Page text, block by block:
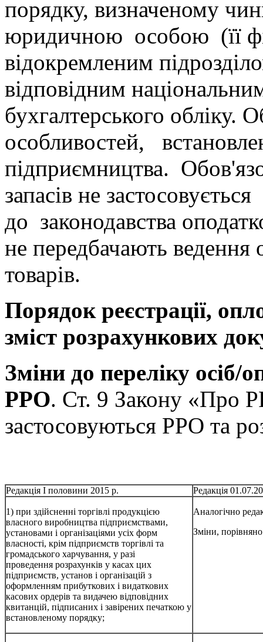
порядку, визначеному
юридичною особою (її
відокремленим
відповідним
бухгалтерського обліку.
особливостей,
підприємництва.
запасів не
до законодавства
не передбачають
товарів.
Порядок реєстрації,
зміст розрахункових
Зміни до переліку осіб/
РРО. Ст. 9 Закону «Про
застосовуються РРО та
Редакція І половини 2015 р. Редакція
1) при здійсненні торгівлі продукцією
власного виробництва підприємствами,
установами і організаціями усіх форм
власності, крім підприємств торгівлі та
громадського харчування, у разі
проведення розрахунків у касах цих
підприємств, установ і організацій з
оформленням прибуткових і видаткових
касових ордерів та видачею відповідних
квитанцій, підписаних і завірених печаткою у
встановленому порядку;
Аналогічно
Зміни,